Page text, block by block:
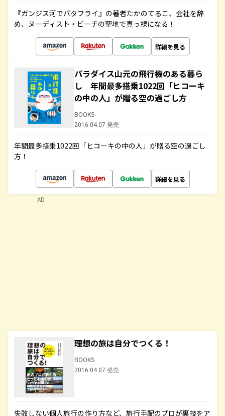
『ガンジス河でバタフライ』の著者たかのてるこ、会社を辞
め、ヌーディスト・ビーチの聖地で真っ裸になる！
詳細を見る
パラダイス山元の飛行機のある暮ら
し 年間最多搭乗1022回「ヒコーキ
の中の人」が贈る空の過ごし方
BOOKS
2016.04.07 発売
年間最多搭乗1022回「ヒコーキの中の人」が贈る空の過ごし
方！
詳細を見る
理想の旅は自分でつくる！
BOOKS
2016.04.07 発売
失敗しない個人旅行の作り方など、旅行手配のプロが裏技をア
AD